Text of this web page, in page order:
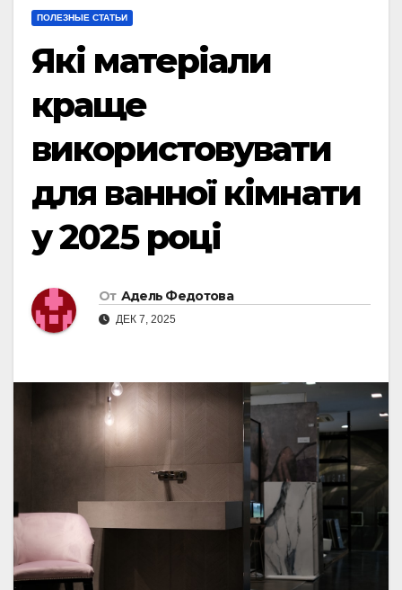
ПОЛЕЗНЫЕ СТАТЬИ
Які матеріали
краще
використовувати
для ванної кімнати
у 2025 році
От Адель Федотова
ДЕК 7, 2025